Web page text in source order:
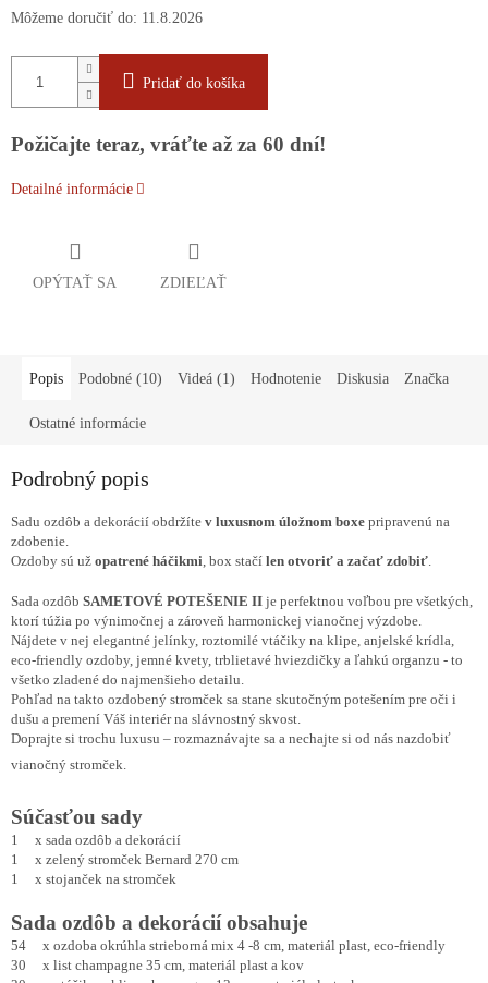
Môžeme doručiť do: 11.8.2026
Pridať do košíka
Požičajte teraz, vráťte až za 60 dní!
Detailné informácie
OPÝTAŤ SA ZDIEĽAŤ
Popis Podobné (10) Videá (1) Hodnotenie Diskusia Značka
Ostatné informácie
Podrobný popis
Sadu ozdôb a dekorácií obdržíte v luxusnom úložnom boxe pripravenú na
zdobenie.
Ozdoby sú už opatrené háčikmi , box stačí len otvoriť a začať zdobiť
Sada ozdôb SAMETOVÉ POTEŠENIE II je perfektnou voľbou pre všetkých,
ktorí túžia po výnimočnej a zároveň harmonickej vianočnej výzdobe.
Nájdete v nej elegantné jelínky, roztomilé vtáčiky na klipe, anjelské krídla,
eco-friendly ozdoby, jemné kvety, trblietavé hviezdičky a ľahkú organzu - to
všetko zladené do najmenšieho detailu.
Pohľad na takto ozdobený stromček sa stane skutočným potešením pre oči i
dušu a premení Váš interiér na slávnostný skvost.
Doprajte si trochu luxusu – rozmaznávajte sa a nechajte si od nás nazdobiť
vianočný stromček.
Súčasťou sady
1 x sada ozdôb a dekorácií
1 x zelený stromček Bernard 270 cm
1 x stojanček na stromček
Sada ozdôb a dekorácií obsahuje
54 x ozdoba okrúhla strieborná mix 4 -8 cm, materiál plast, eco-friendly
30 x list champagne 35 cm, materiál plast a kov